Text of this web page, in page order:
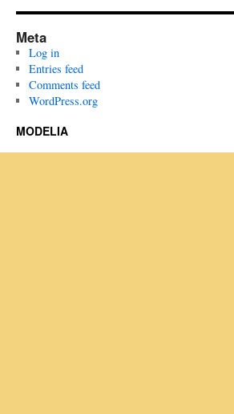
Meta
Log in
Entries feed
Comments feed
WordPress.org
MODELIA